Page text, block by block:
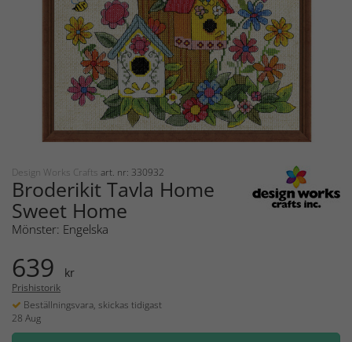
Design Works Crafts art. nr: 330932
Broderikit Tavla Home
Sweet Home
Mönster: Engelska
639 kr
Prishistorik
Beställningsvara, skickas tidigast
28 Aug